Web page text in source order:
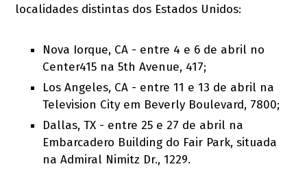
localidades distintas dos Estados Unidos:
Nova Iorque, CA - entre 4 e 6 de abril no
Center415 na 5th Avenue, 417;
Los Angeles, CA - entre 11 e 13 de abril na
Television City em Beverly Boulevard, 7800;
Dallas, TX - entre 25 e 27 de abril na
Embarcadero Building do Fair Park, situada
na Admiral Nimitz Dr., 1229.